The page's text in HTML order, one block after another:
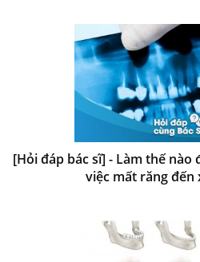
[Hỏi đáp bác sĩ] - Làm thế nào
việc mất răng đến